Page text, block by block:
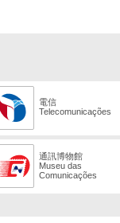
電信
Telecomunicações
通訊博物館
Museu das
Comunicações